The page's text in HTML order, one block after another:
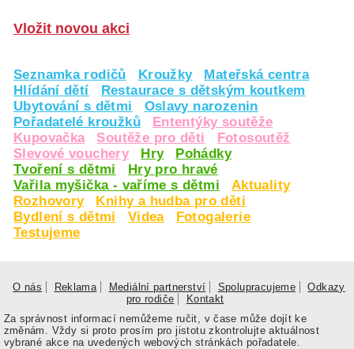
Vložit novou akci
Seznamka rodičů Kroužky
Mateřská centra
Hlídání dětí
Restaurace s dětským koutkem
Ubytování s dětmi
Oslavy narozenin
Pořadatelé kroužků
Ententýky soutěže
Kupovačka
Soutěže pro děti
Fotosoutěž
Slevové vouchery
Hry
Pohádky
Tvoření s dětmi
Hry pro hravé
Vařila myšička - vaříme s dětmi
Aktuality
Rozhovory
Knihy a hudba pro děti
Bydlení s dětmi
Videa
Fotogalerie
Testujeme
O nás Reklama Mediální partnerství Spolupracujeme
Odkazy
pro rodiče
Kontakt
Za správnost informací nemůžeme ručit, v čase může dojít ke
změnám. Vždy si proto prosím pro jistotu zkontrolujte aktuálnost
vybrané akce na uvedených webových stránkách pořadatele.